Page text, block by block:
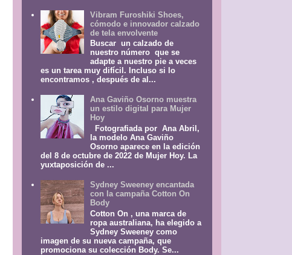
Vibram Furoshiki Shoes,
cómodo e innovador calzado
de tela envolvente
Buscar un calzado de
nuestro número que se
adapte a nuestro pie a veces
es un tarea muy difícil. Incluso si lo
encontramos , después de al...
Ana Gaviño Osorno muestra
un estilo digital para Mujer
Hoy
Fotografiada por Ana Abril,
la modelo Ana Gaviño
Osorno aparece en la edición
del 8 de octubre de 2022 de Mujer Hoy. La
yuxtaposición de ...
Sydney Sweeney encantada
con la campaña Cotton On
Body
Cotton On , una marca de
ropa australiana, ha elegido a
Sydney Sweeney como
imagen de su nueva campaña, que
promociona su colección Body. Se...